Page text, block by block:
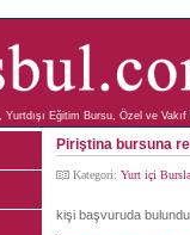
Eğitim Bursu, Özel ve Vakıf
Piriştina bursuna
Kategori: Yurt içi
kişi başvuruda bulundu.